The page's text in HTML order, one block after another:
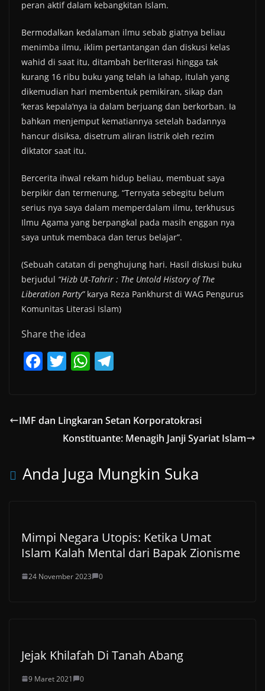
peran aktif dalam kebangkitan Islam.
Bermodalkan kedalaman ilmu sebab giatnya beliau
menimba ilmu, iklim pertantangan dan diskusi kelas
wahid di saat itu, ditambah berliterasi hingga tak
kurang 16 ribu buku yang telah ia lahap, itulah yang
dikemudian hari membentuk pemikiran, sikap dan
‘keras kepala’nya ia dalam berjuang dan berkorban. Ia
bahkan menjemput kematiannya setelah badannya
hancur disiksa, disetrum aliran listrik oleh rezim
diktator saat itu.
Bercerita ihwal rekam hidup beliau, membuat saya
berpikir dan termenung, “Ternyata sebegitu belum
serius nya saya dalam memperdalam ilmu, terkhusus
Ilmu Agama yang berpangkal pada masih enggan nya
saya untuk membaca dan terus belajar”.
(Sebuah catatan di penghujung hari. Hasil diskusi buku
berjudul “Hizb Ut-Tahrir : The Untold History of The
Liberation Party”karya Reza Pankhurst di WAG Pengurus
Komunitas Literasi Islam)
Share the idea
F
e
o
T
er
W
s
A
p
gr
a
IMF dan Lingkaran Setan Korporatokrasi
Konstituante: Menagih Janji Syariat Islam
Anda Juga Mungkin Suka
Mimpi Negara Utopis: Ketika Umat
Islam Kalah Mental dari Bapak Zionisme
24 November 2023 0
Jejak Khilafah Di Tanah Abang
9 Maret 2021 0